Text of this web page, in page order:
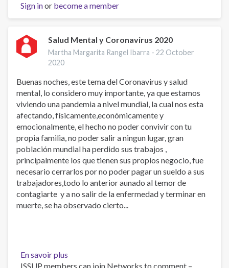
Formación
de
en
SOGI
Sign inor become a member
Salud Mental y Coronavirus 2020
Martha Margarita Rangel Ibarra -22 October
2020
Buenas noches, este tema del Coronavirus y salud
mental, lo considero muy importante, ya que estamos
viviendo una pandemia a nivel mundial, la cual nos esta
afectando, físicamente,económicamente y
emocionalmente, el hecho no poder convivir con tu
propia familia, no poder salir a ningun lugar, gran
población mundial ha perdido sus trabajos ,
principalmente los que tienen sus propios negocio, fue
necesario cerrarlos por no poder pagar un sueldo a sus
trabajadores,todo lo anterior aunado al temor de
contagiarte y a no salir de la enfermedad y terminar en
muerte, se ha observado cierto...
En savoir plus
Salud
ISSUP members can join Networks to comment –